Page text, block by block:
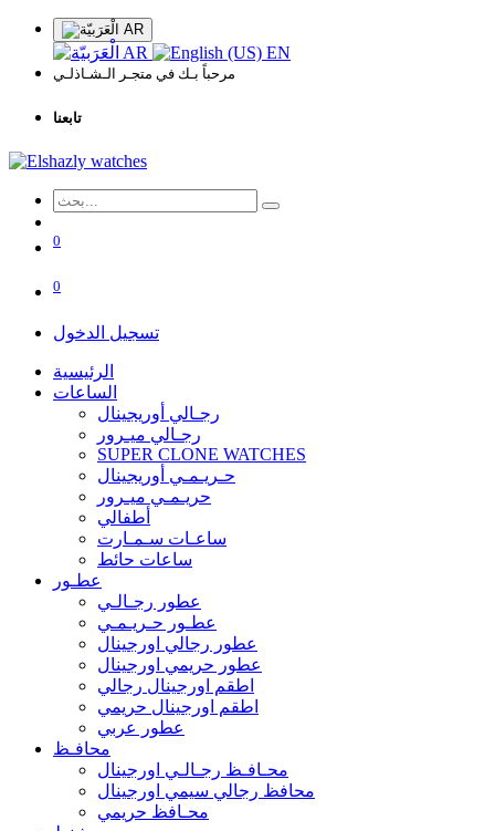
AR
AR EN
مرحباً بـك في متجـر الـشـاذلـي
تابعنا
0
0
تسجيل الدخول
الرئيسية
الساعات
رجـالي أوريجينال
رجـالي ميـرور
SUPER CLONE WATCHES
حـريـمـي أوريجينال
حريـمـي ميـرور
أطفالي
ساعـات سـمـارت
ساعات حائط
عطـور
عطور رجـالـي
عطـور حـريـمـي
عطور رجالي اورجينال
عطور حريمي اورجينال
اطقم اورجينال رجالي
اطقم اورجينال حريمي
عطور عربي
محافـظ
محـافـظ رجـالـي اورجينال
محافظ رجالي سيمي اورجينال
محـافظ حريمي